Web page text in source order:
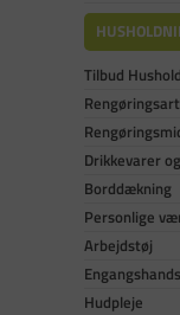
Tilbud
Drikkevarer
Borddækning
Personlige
Arbejdstøj
Hudpleje